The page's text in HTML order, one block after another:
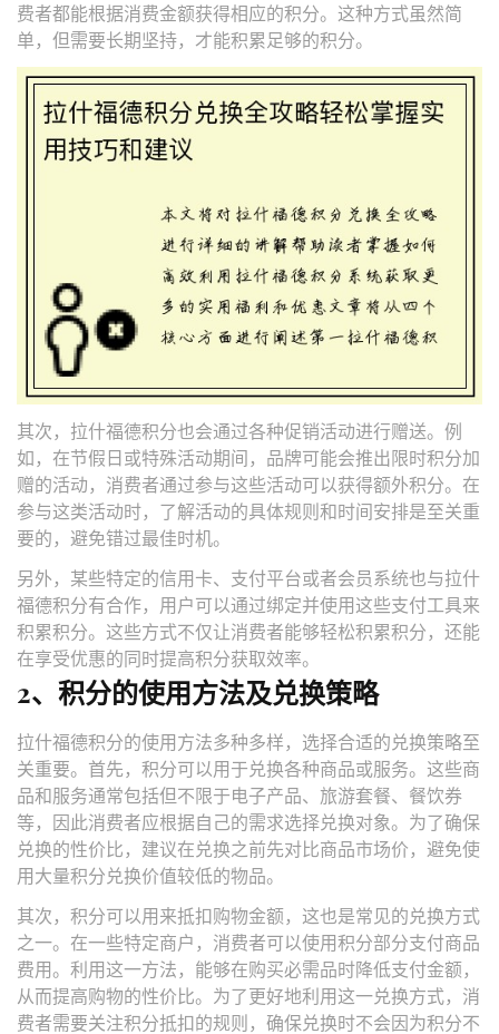
费者都能根据消费金额获得相应的积分。这种方式虽然简
单，但需要长期坚持，才能积累足够的积分。
其次，拉什福德积分也会通过各种促销活动进行赠送。例
如，在节假日或特殊活动期间，品牌可能会推出限时积分加
赠的活动，消费者通过参与这些活动可以获得额外积分。在
参与这类活动时，了解活动的具体规则和时间安排是至关重
要的，避免错过最佳时机。
另外，某些特定的信用卡、支付平台或者会员系统也与拉什
福德积分有合作，用户可以通过绑定并使用这些支付工具来
积累积分。这些方式不仅让消费者能够轻松积累积分，还能
在享受优惠的同时提高积分获取效率。
2、积分的使用方法及兑换策略
拉什福德积分的使用方法多种多样，选择合适的兑换策略至
关重要。首先，积分可以用于兑换各种商品或服务。这些商
品和服务通常包括但不限于电子产品、旅游套餐、餐饮券
等，因此消费者应根据自己的需求选择兑换对象。为了确保
兑换的性价比，建议在兑换之前先对比商品市场价，避免使
用大量积分兑换价值较低的物品。
其次，积分可以用来抵扣购物金额，这也是常见的兑换方式
之一。在一些特定商户，消费者可以使用积分部分支付商品
费用。利用这一方法，能够在购买必需品时降低支付金额，
从而提高购物的性价比。为了更好地利用这一兑换方式，消
费者需要关注积分抵扣的规则，确保兑换时不会因为积分不